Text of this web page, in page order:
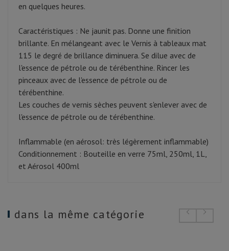
en quelques heures.
Caractéristiques : Ne jaunit pas. Donne une finition
brillante. En mélangeant avec le Vernis à tableaux mat
115 le degré de brillance diminuera. Se dilue avec de
l'essence de pétrole ou de térébenthine. Rincer les
pinceaux avec de l'essence de pétrole ou de
térébenthine.
Les couches de vernis sèches peuvent s'enlever avec de
l'essence de pétrole ou de térébenthine.
Inflammable (en aérosol: très légèrement inflammable)
Conditionnement : Bouteille en verre 75ml, 250ml, 1L,
et Aérosol 400ml
dans la même catégorie